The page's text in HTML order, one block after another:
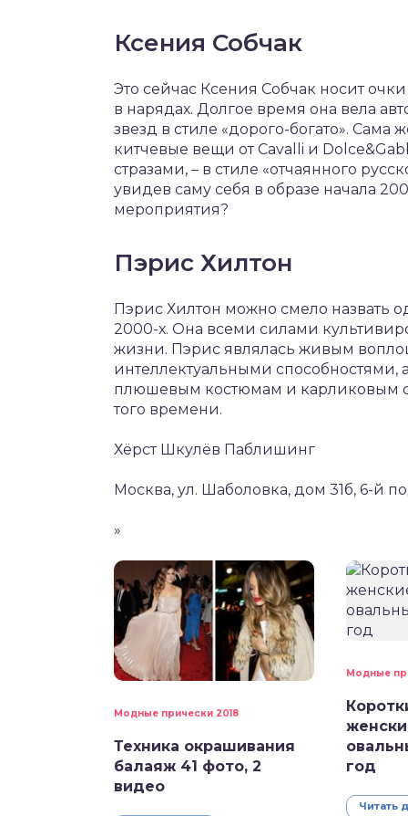
Ксения Собчак
Это сейчас Ксения Собчак носит
в нарядах. Долгое время она вела
звезд в стиле «дорого-богато». Сама
китчевые вещи от Cavalli и
стразами, – в стиле «отчаянного
увидев саму себя в образе начала
мероприятия?
Пэрис Хилтон
Пэрис Хилтон можно смело назвать
2000-х. Она всеми силами
жизни. Пэрис являлась живым
интеллектуальными способностями,
плюшевым костюмам и карликовым
того времени.
Хёрст Шкулёв Паблишинг
Москва, ул. Шаболовка, дом 31б, 6-й
»
Модные прически 2018
Техника окрашивания
балаяж 41 фото, 2
видео
Модные
год
Читать